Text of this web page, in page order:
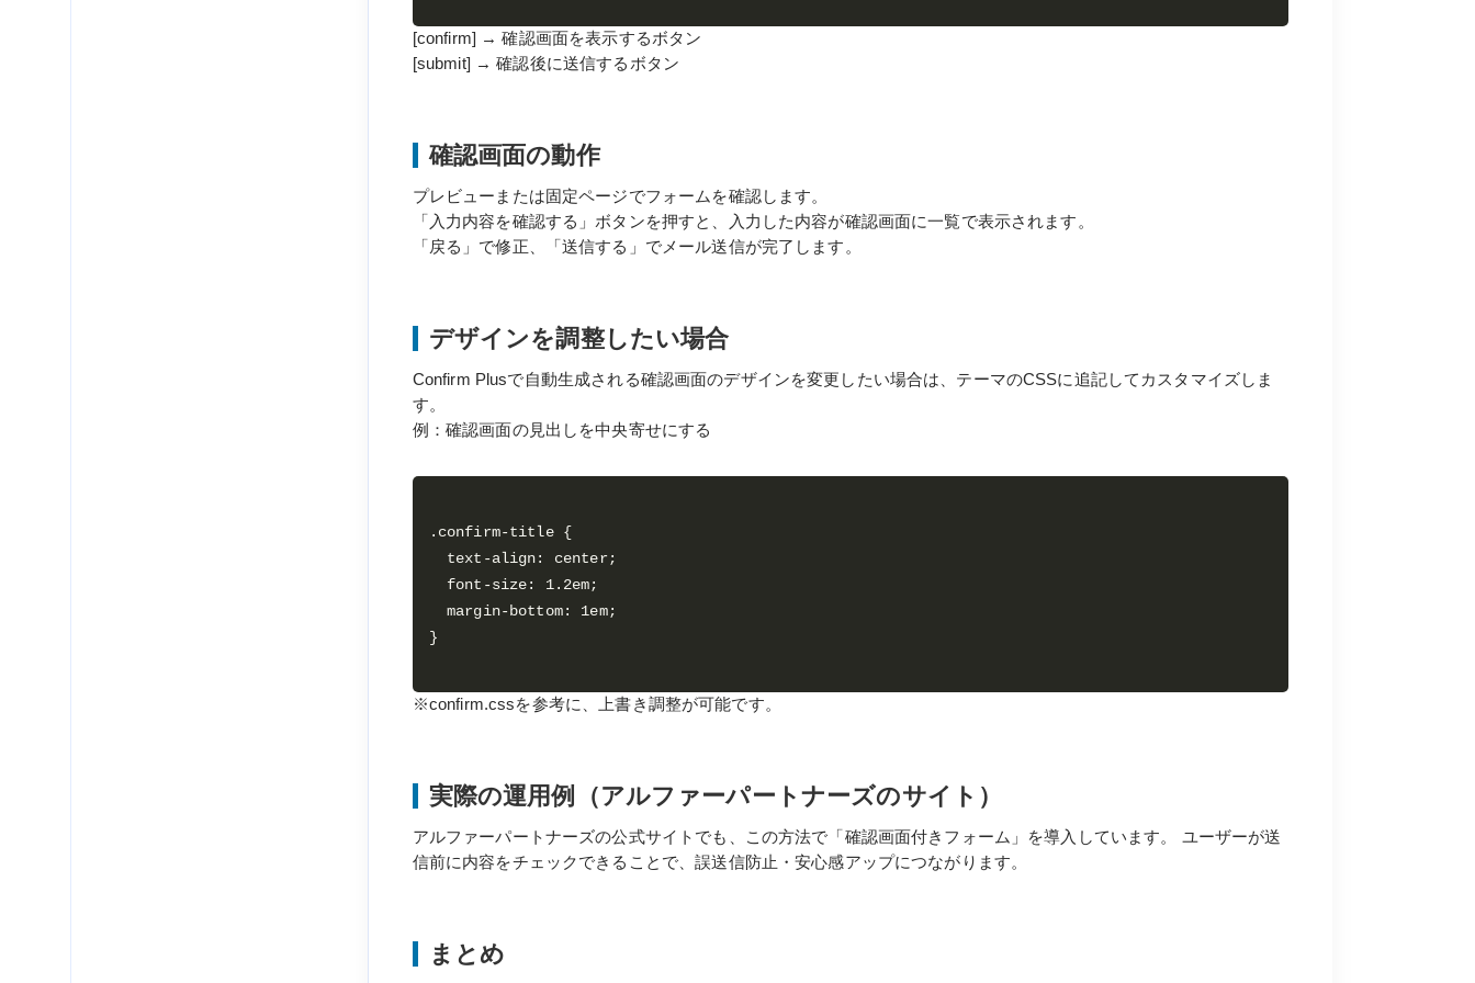
[confirm] → 確認画面を表示するボタン
[submit] → 確認後に送信するボタン
確認画面の動作
プレビューまたは固定ページでフォームを確認します。
「入力内容を確認する」ボタンを押すと、入力した内容が確認画面に一覧で表示されます。
「戻る」で修正、「送信する」でメール送信が完了します。
デザインを調整したい場合
Confirm Plusで自動生成される確認画面のデザインを変更したい場合は、テーマのCSSに追記してカスタマイズしま
す。
例：確認画面の見出しを中央寄せにする
.confirm-title {
  margin-bottom: 1em;
※confirm.cssを参考に、上書き調整が可能です。
実際の運用例（アルファーパートナーズのサイト）
アルファーパートナーズの公式サイトでも、この方法で「確認画面付きフォーム」を導入しています。 ユーザーが送
信前に内容をチェックできることで、誤送信防止・安心感アップにつながります。
まとめ